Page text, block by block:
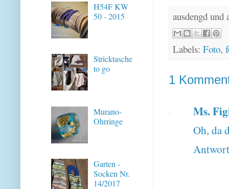
ausdengd
Labels: Foto,
1
Ms.
Oh, da
H54F KW
50 - 2015
Stricktasche
to go
Murano-
Ohrringe
Garten -
Socken Nr.
14/2017